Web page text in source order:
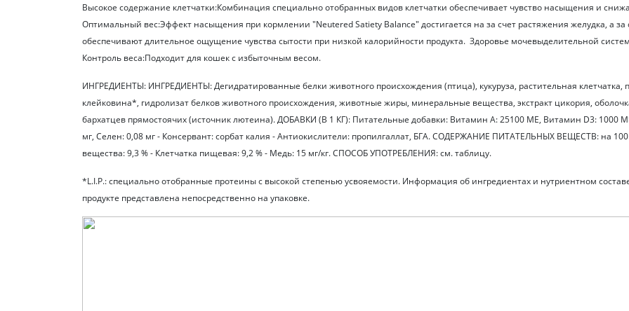
Высокое содержание клетчатки:Комбинация специально отобранных видов клетчатки обеспечивает чувство насыщения и
Оптимальный вес:Эффект насыщения при кормлении "Neutered Satiety Balance" достигается на за счет растяжения желудка, а
обеспечивают длительное ощущение чувства сытости при низкой калорийности продукта. Здоровье мочевыделительной
Контроль веса:Подходит для кошек с избыточным весом.
ИНГРЕДИЕНТЫ: ИНГРЕДИЕНТЫ: Дегидратированные белки животного происхождения (птица), кукуруза, растительная
клейковина*, гидролизат белков животного происхождения, животные жиры, минеральные вещества, экстракт цикория,
бархатцев прямостоячих (источник лютеина). ДОБАВКИ (В 1 КГ): Питательные добавки: Витамин A: 25100 ME, Витамин D3: 1000
мг, Ceлeн: 0,08 мг - Консервант: сорбат калия - Антиокислители: пропилгаллат, БГА. СОДЕРЖАНИЕ ПИТАТЕЛЬНЫХ ВЕЩЕСТВ: на
вещества: 9,3 % - Клетчатка пищевая: 9,2 % - Медь: 15 мг/кг. СПОСОБ УПОТРЕБЛЕНИЯ: см. таблицу.
*L.I.P.: специально отобранные протеины с высокой степенью усвояемости. Информация об ингредиентах и нутриентном
продукте представлена непосредственно на упаковке.